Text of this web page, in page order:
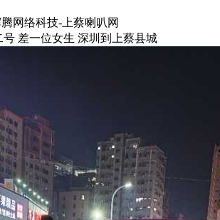
网络科技-上蔡喇叭网
差一位女生 深圳到上蔡县城